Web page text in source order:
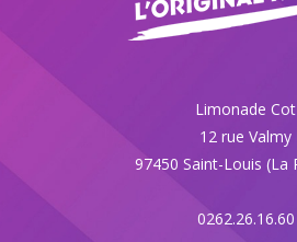
Limonade Cot
12 rue Valmy
97450 Saint-Louis (La
0262.26.16.60